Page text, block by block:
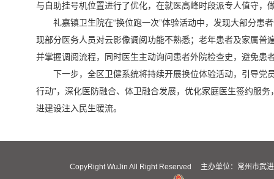
与自助挂号机位置进行了优化，在就医高峰时段派专人值守，
礼嘉镇卫生院在“换位跑一次”体验活动中，发现大部分患
现部分医务人员对云影像调阅功能不熟悉；老年患者及家属
并掌握调阅流程，同时医生主动询问患者外院检查史，避免患
下一步，全区卫健系统将持续开展换位体验活动，引导党
行动”，深化医防融合、体卫融合发展，优化家庭医生签约服
进建设注入民生暖流。
CopyRight WuJin All Right Reserved 主办单位：常州市